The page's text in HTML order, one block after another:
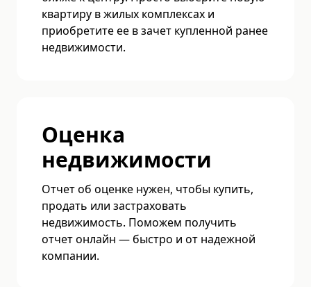
квартиру в жилых комплексах и
приобретите ее в зачет купленной ранее
недвижимости.
Оценка
недвижимости
Отчет об оценке нужен, чтобы купить,
продать или застраховать
недвижимость. Поможем получить
отчет онлайн — быстро и от надежной
компании.